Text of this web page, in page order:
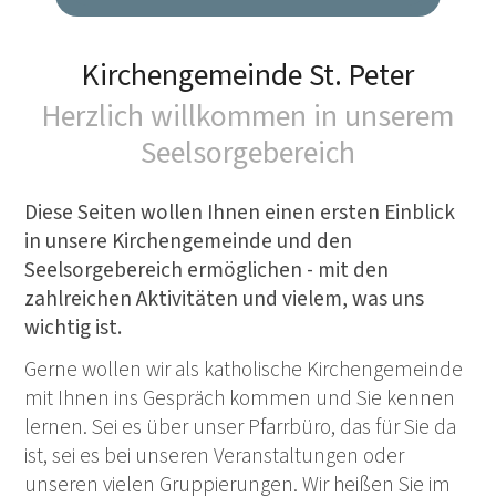
Kirchengemeinde St. Peter
Herzlich willkommen in unserem
Seelsorgebereich
Diese Seiten wollen Ihnen einen ersten Einblick
in unsere Kirchengemeinde und den
Seelsorgebereich ermöglichen - mit den
zahlreichen Aktivitäten und vielem, was uns
wichtig ist.
Gerne wollen wir als katholische Kirchengemeinde
mit Ihnen ins Gespräch kommen und Sie kennen
lernen. Sei es über unser Pfarrbüro, das für Sie da
ist, sei es bei unseren Veranstaltungen oder
unseren vielen Gruppierungen. Wir heißen Sie im